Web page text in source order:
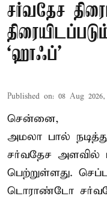
சர்வதேச
‘ஹாஃப்’
Published on: 08 Aug
சென்னை,
அமலா பால்
சர்வதேச அளவில்
பெற்றுள்ளது.
டொராண்டோ